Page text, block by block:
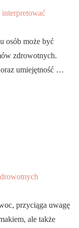
osób może być
zdrowotnych.
umiejętność …
przyciąga uwagę
ale także